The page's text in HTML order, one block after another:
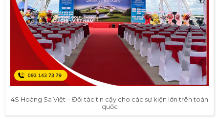
4S Hoàng Sa Việt – Đối tác tin cậy cho các sự kiện lớn trên toàn
quốc